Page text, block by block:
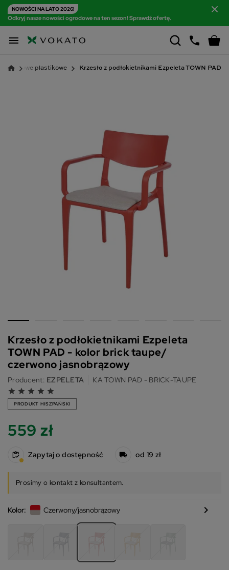
NOWOŚCI NA LATO 2026!
Odkryj nasze nowości ogrodowe na ten sezon! Sprawdź ofertę.

ogrodowe plastikowe Krzesło z podłokietnikami Ezpeleta TOWN PAD
Krzesło z podłokietnikami Ezpeleta
TOWN PAD - kolor brick taupe/
czerwono jasnobrązowy
Producent: EZPELETA KA TOWN PAD - BRICK-TAUPE
grade grade grade grade grade
PRODUKT HISZPAŃSKI
559 zł
Zapytaj o dostępność od 19 zł
Prosimy o kontakt z konsultantem.
Kolor: Czerwony/jasnobrązowy chevron_right